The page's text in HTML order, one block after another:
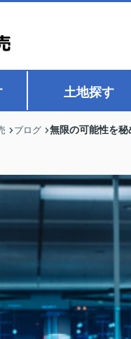
土地探す
ブログ 無限の可能性を